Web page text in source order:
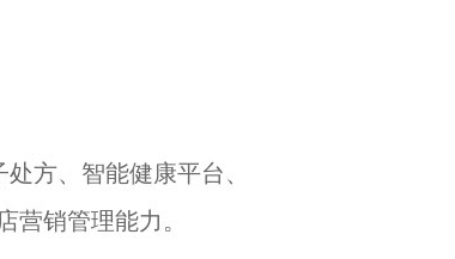
方、智能健康平台、
营销管理能力。